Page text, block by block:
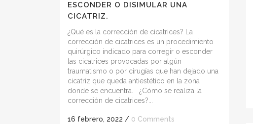
ESCONDER O DISIMULAR UNA
CICATRIZ.
¿Qué es la corrección de cicatrices? La
corrección de cicatrices es un procedimiento
quirúrgico indicado para corregir o esconder
las cicatrices provocadas por algún
traumatismo o por cirugías que han dejado una
cicatriz que queda antiestético en la zona
donde se encuentra. ¿Cómo se realiza la
corrección de cicatrices?...
16 febrero, 2022 / 0 Comments